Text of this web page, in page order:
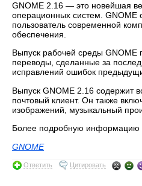
GNOME 2.16 — это новейшая
операционных систем. GNOME
пользователь современной
обеспечения.
Выпуск рабочей среды
переводы, сделанные за
исправлений ошибок
Выпуск GNOME 2.16 содержит
почтовый клиент. Он также
изображений, музыкальный
Более подробную информацию
GNOME
Ответить Цитировать